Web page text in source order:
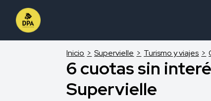
Inicio Supervielle Turismo y viajes
6 cuotas sin
Supervielle